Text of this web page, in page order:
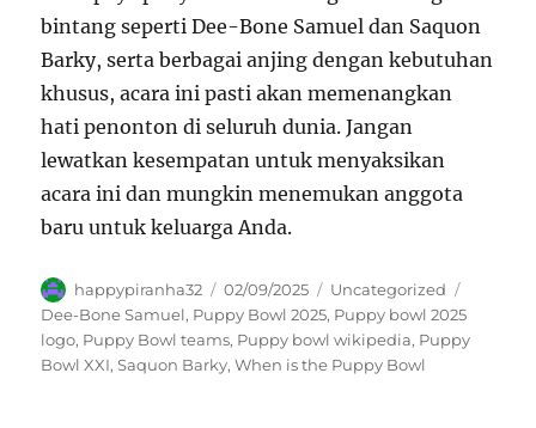
bintang seperti Dee-Bone Samuel dan Saquon
Barky, serta berbagai anjing dengan kebutuhan
khusus, acara ini pasti akan memenangkan
hati penonton di seluruh dunia. Jangan
lewatkan kesempatan untuk menyaksikan
acara ini dan mungkin menemukan anggota
baru untuk keluarga Anda.
Author
happypiranha32
Posted
on
02/09/2025 Categories
Uncategorized
Dee-Bone Samuel, Puppy Bowl 2025, Puppy bowl 2025
logo, Puppy Bowl teams, Puppy bowl wikipedia, Puppy
Bowl XXI,Saquon Barky,When is the Puppy Bowl